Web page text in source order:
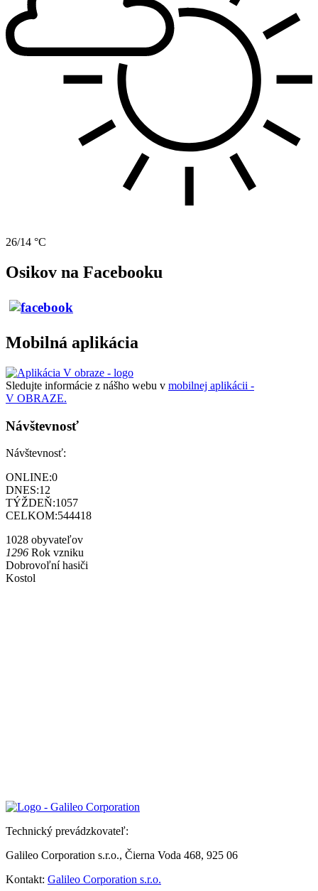
26/14 °C
Osikov na Facebooku
Mobilná aplikácia
Sledujte informácie z nášho webu v mobilnej aplikácii -
V OBRAZE.
Návštevnosť
Návštevnosť:
ONLINE:0
DNES:12
TÝŽDEŇ:1057
CELKOM:544418
1028 obyvateľov
1296 Rok vzniku
Dobrovoľní hasiči
Kostol
Technický prevádzkovateľ:
Galileo Corporation s.r.o., Čierna Voda 468, 925 06
Kontakt: Galileo Corporation s.r.o.